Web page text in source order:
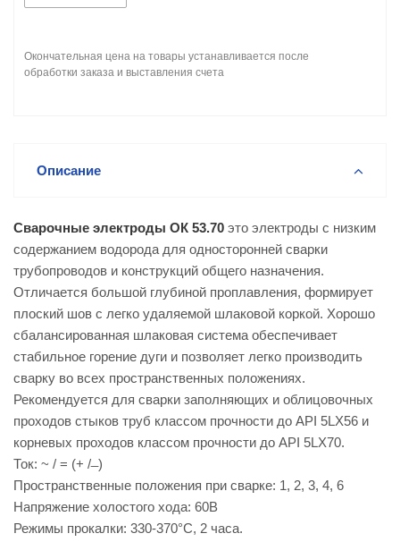
Окончательная цена на товары устанавливается после
обработки заказа и выставления счета
Описание
Сварочные электроды ОК 53.70 это электроды с низким
содержанием водорода для односторонней сварки
трубопроводов и конструкций общего назначения.
Отличается большой глубиной проплавления, формирует
плоский шов с легко удаляемой шлаковой коркой. Хорошо
сбалансированная шлаковая система обеспечивает
стабильное горение дуги и позволяет легко производить
сварку во всех пространственных положениях.
Рекомендуется для сварки заполняющих и облицовочных
проходов стыков труб классом прочности до API 5LX56 и
корневых проходов классом прочности до API 5LX70.
Ток: ~ / = (+ / ̶ )
Пространственные положения при сварке: 1, 2, 3, 4, 6
Напряжение холостого хода: 60В
Режимы прокалки: 330-370°С, 2 часа.